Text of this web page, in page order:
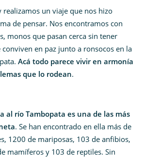
realizamos un viaje que nos hizo
de pensar. Nos encontramos con
monos que pasan cerca sin tener
en paz junto a ronsocos en la
Acá todo parece vivir en armonía
que lo rodean.
al río Tambopata es una de las más
. Se han encontrado en ella más de
1200 de mariposas, 103 de anfibios,
mamíferos y 103 de reptiles. Sin